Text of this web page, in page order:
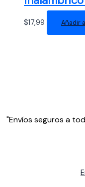
$17,99 Añadir
"Envíos seguros a